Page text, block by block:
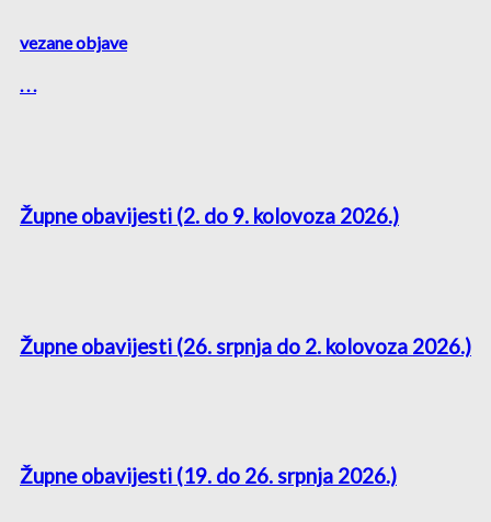
vezane objave
. . .
Župne obavijesti (2. do 9. kolovoza 2026.)
Župne obavijesti (26. srpnja do 2. kolovoza 2026.)
Župne obavijesti (19. do 26. srpnja 2026.)